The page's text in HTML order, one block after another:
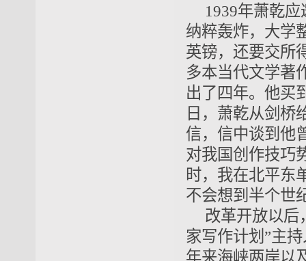
1939年萧乾
纳粹轰炸，大学
英镑，还要交所
多本当代文学著
出了四年。他买
日，萧乾从剑桥
信，信中谈到他
对我国创作技巧
时，我在北平东
不会想到半个世
改革开放以后
家写作计划”主
年来海峡两岸以